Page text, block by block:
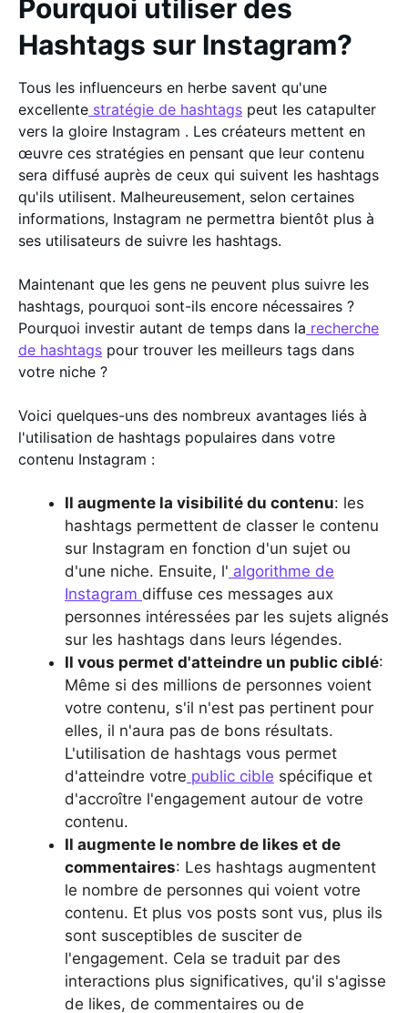
Pourquoi utiliser des
Hashtags sur Instagram?
Tous les influenceurs en herbe savent qu'une
excellente stratégie de hashtags peut les catapulter
vers la gloire Instagram . Les créateurs mettent en
œuvre ces stratégies en pensant que leur contenu
sera diffusé auprès de ceux qui suivent les hashtags
qu'ils utilisent. Malheureusement, selon certaines
informations, Instagram ne permettra bientôt plus à
ses utilisateurs de suivre les hashtags.
Maintenant que les gens ne peuvent plus suivre les
hashtags, pourquoi sont-ils encore nécessaires ?
Pourquoi investir autant de temps dans la recherche
de hashtags pour trouver les meilleurs tags dans
votre niche ?
Voici quelques-uns des nombreux avantages liés à
l'utilisation de hashtags populaires dans votre
contenu Instagram :
Il augmente la visibilité du contenu: les
hashtags permettent de classer le contenu
sur Instagram en fonction d'un sujet ou
d'une niche. Ensuite, l' algorithme de
Instagram diffuse ces messages aux
personnes intéressées par les sujets alignés
sur les hashtags dans leurs légendes.
Il vous permet d'atteindre un public ciblé:
Même si des millions de personnes voient
votre contenu, s'il n'est pas pertinent pour
elles, il n'aura pas de bons résultats.
L'utilisation de hashtags vous permet
d'atteindre votre public cible spécifique et
d'accroître l'engagement autour de votre
contenu.
Il augmente le nombre de likes et de
commentaires: Les hashtags augmentent
le nombre de personnes qui voient votre
contenu. Et plus vos posts sont vus, plus ils
sont susceptibles de susciter de
l'engagement. Cela se traduit par des
interactions plus significatives, qu'il s'agisse
de likes, de commentaires ou de